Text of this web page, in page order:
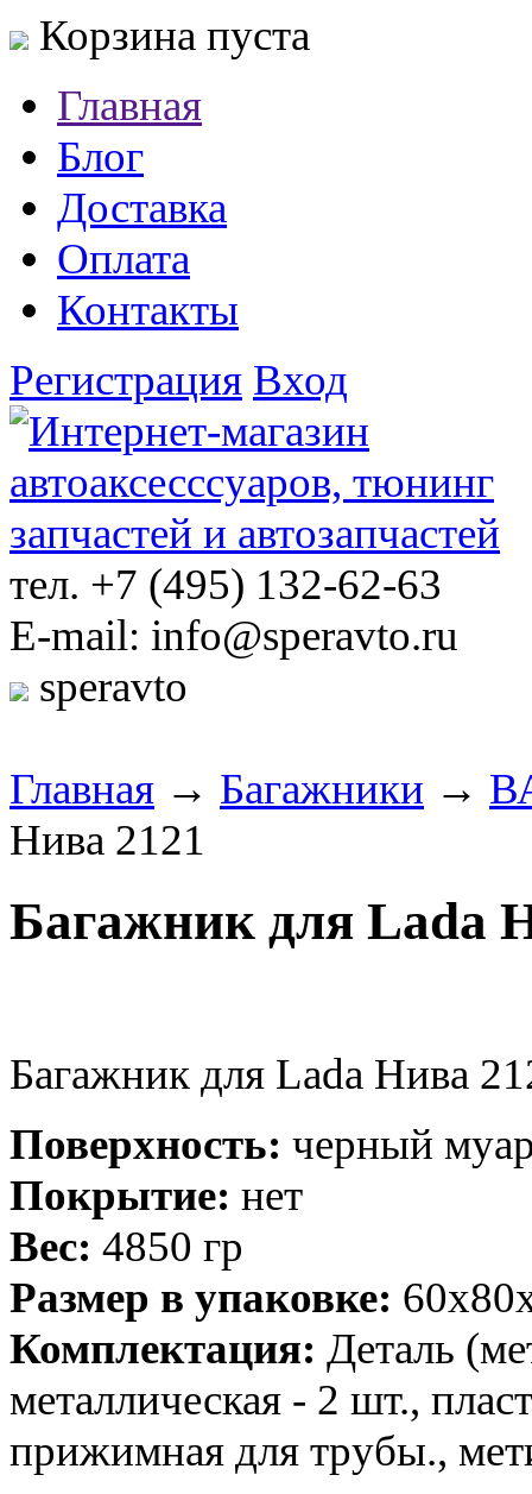
Корзина пуста
Главная
Блог
Доставка
Оплата
Контакты
Регистрация Вход
тел. +7 (495) 132-62-63
E-mail: info@speravto.ru
speravto
Главная → Багажники →
Нива 2121
Багажник для Lada
Багажник для Lada Нива
Поверхность: черный
Покрытие: нет
Вес: 4850 гр
Размер в упаковке:
Комплектация: Деталь
металлическая - 2 шт.,
прижимная для трубы.,